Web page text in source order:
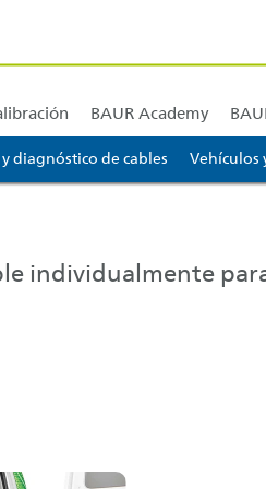
[AK + 3]
y diagnóstico de cables Vehículos
y cursos BAUR Academy
BAUR América del Norte y
individualmente